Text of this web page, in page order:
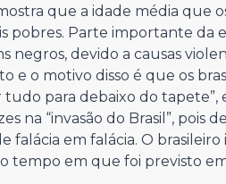
que a idade média que
pobres. Parte importante da
negros, devido a causas
e o motivo disso é que os
para debaixo do tapete”,
na “invasão do Brasil”, pois
falácia em falácia. O
tempo em que foi previsto